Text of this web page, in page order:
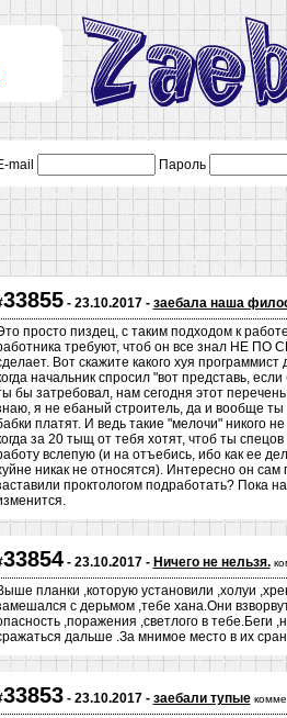
mail Пароль
33855- 23.10.2017 - заебала наша
просто пиздец, с таким подходом к
требуют, чтоб он все знал НЕ
Вот скажите какого хуя
начальник спросил "вот представь,
бы затребовал, нам сегодня этот
я не ебаный строитель, да и вообще ты
платят. И ведь такие "мелочи" никого
за 20 тыщ от тебя хотят, чтоб ты
вслепую (и на отъебись, ибо как ее
никак не относятся). Интересно он
проктологом подработать? Пока
33854- 23.10.2017 - Ничего не нельзя.
планки ,которую установили ,холуи
с дерьмом ,тебе хана.Они
,поражения ,светлого в тебе.Беги
дальше .За мнимое место в их
33853- 23.10.2017 - заебали тупые